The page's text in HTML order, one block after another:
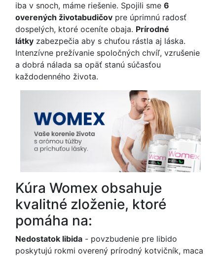
iba v snoch, máme riešenie. Spojili sme 6
overených životabudičov pre úprimnú radosť
dospelých, ktoré oceníte obaja. Prírodné
látky zabezpečia aby s chuťou rástla aj láska.
Intenzívne prežívanie spoločných chvíľ, vzrušenie
a dobrá nálada sa opäť stanú súčasťou
každodenného života.
Kúra Womex obsahuje
kvalitné zloženie, ktoré
pomáha na:
Nedostatok libida - povzbudenie pre libido
poskytujú rokmi overený prírodný kotvičník, maca